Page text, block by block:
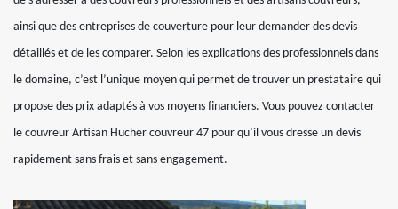
ainsi que des entreprises de couverture pour leur demander des devis
détaillés et de les comparer. Selon les explications des professionnels dans
le domaine, c’est l’unique moyen qui permet de trouver un prestataire qui
propose des prix adaptés à vos moyens financiers. Vous pouvez contacter
le couvreur Artisan Hucher couvreur 47 pour qu’il vous dresse un devis
rapidement sans frais et sans engagement.